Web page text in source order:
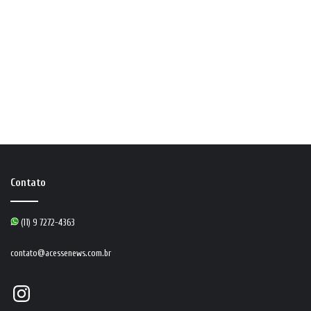
Contato
(11) 9 7272-4363
contato@acessenews.com.br
Instagram